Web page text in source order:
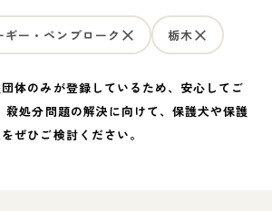
ギー・ペンブローク 栃木
体のみが登録しているため、安心してご
殺処分問題の解決に向けて、保護犬や保護
ぜひご検討ください。